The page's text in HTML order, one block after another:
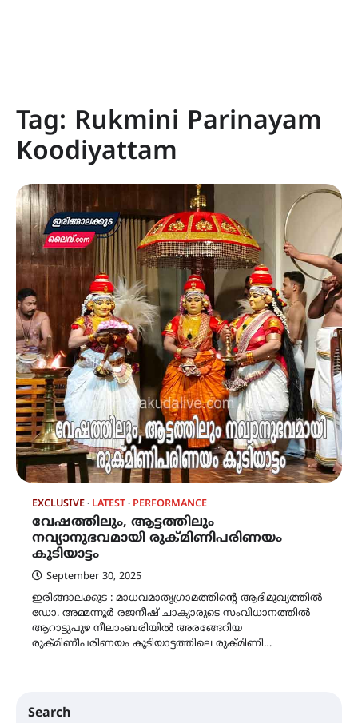
Tag: Rukmini Parinayam
Koodiyattam
EXCLUSIVE LATEST PERFORMANCE
വേഷത്തിലും, ആട്ടത്തിലും
നവ്യാനുഭവമായി രുക്മിണിപരിണയം
കൂടിയാട്ടം
September 30, 2025
ഇരിങ്ങാലക്കുട : മാധവമാതൃഗ്രാമത്തിന്റെ ആഭിമുഖ്യത്തിൽ
ഡോ. അമ്മന്നൂർ രജനീഷ് ചാക്യാരുടെ സംവിധാനത്തിൽ
ആറാട്ടുപുഴ നീലാംബരിയിൽ അരങ്ങേറിയ
രുക്മിണീപരിണയം കൂടിയാട്ടത്തിലെ രുക്മിണി…
Search